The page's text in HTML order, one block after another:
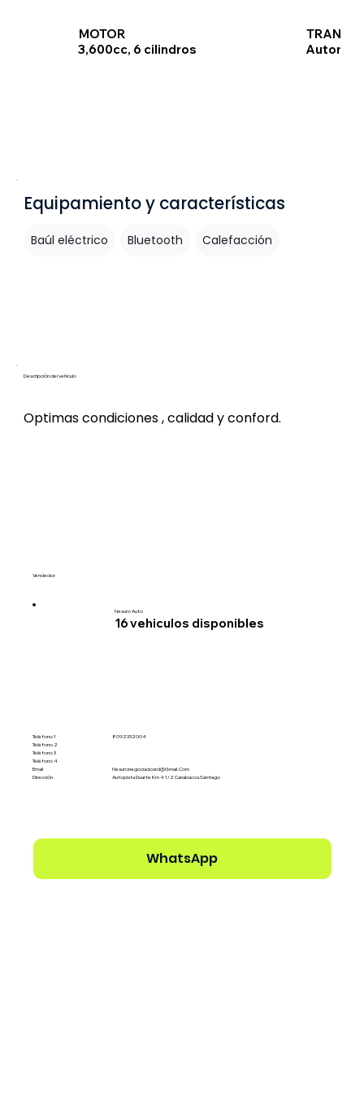
MOTOR
3,600cc, 6 cilindros
Equipamiento y características
Baúl eléctrico Bluetooth Calefacción
Descripción del vehículo
Optimas condiciones , calidad y conford.
Teléfono 1
Teléfono 2
Teléfono 3
Teléfono 4
Email
Dirección
8092332004
Nesuronegociadosrd@gmail.com
Autopista Duarte Km 4 1/2 Canabacoa Santiago
Vendedor
Nesuro Auto
16vehiculos disponibles
WhatsApp